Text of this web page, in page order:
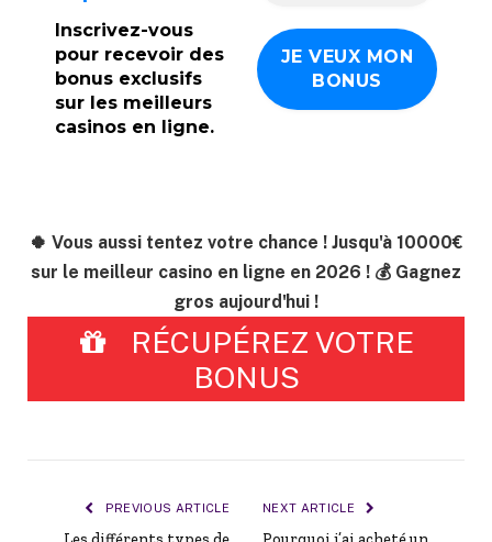
Inscrivez-vous
pour recevoir des
bonus exclusifs
sur les meilleurs
casinos en ligne.
🍀 Vous aussi tentez votre chance ! Jusqu'à 10000€
sur le meilleur casino en ligne en 2026 ! 💰 Gagnez
gros aujourd'hui !
RÉCUPÉREZ VOTRE
BONUS
PREVIOUS ARTICLE NEXT ARTICLE